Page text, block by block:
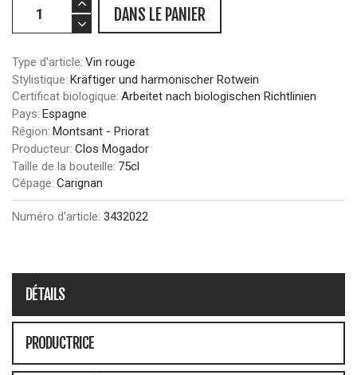
DANS LE PANIER
Type d'article: Vin rouge
Stylistique: Kräftiger und harmonischer Rotwein
Certificat biologique: Arbeitet nach biologischen Richtlinien
Pays: Espagne
Région: Montsant - Priorat
Producteur: Clos Mogador
Taille de la bouteille: 75cl
Cépage: Carignan
Numéro d'article: 3432022
DÉTAILS
PRODUCTRICE